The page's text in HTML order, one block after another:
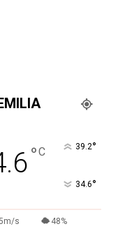
°C 39.2°
34.6°
s 48%